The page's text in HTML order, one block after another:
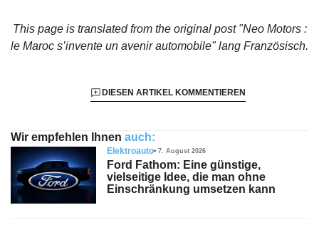
This page is translated from the original post "Neo Motors :
le Maroc s’invente un avenir automobile"lang Französisch.
DIESEN ARTIKEL KOMMENTIEREN
Wir empfehlen Ihnen auch:
Elektroauto 7. August 2026
Ford Fathom: Eine günstige,
vielseitige Idee, die man ohne
Einschränkung umsetzen kann